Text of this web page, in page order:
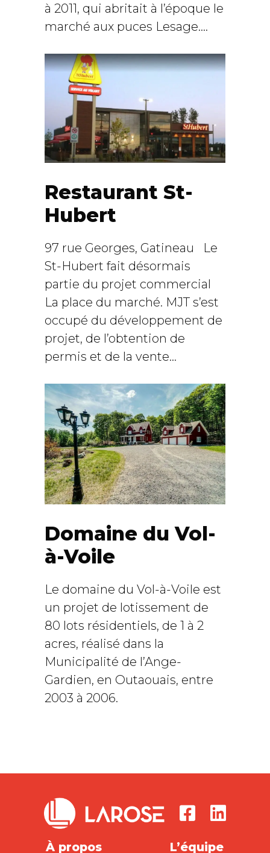
à 2011, qui abritait à l’époque le
marché aux puces Lesage....
Restaurant St-
Hubert
97 rue Georges, Gatineau Le
St-Hubert fait désormais
partie du projet commercial
La place du marché. MJT s’est
occupé du développement de
projet, de l’obtention de
permis et de la vente...
Domaine du Vol-
à-Voile
Le domaine du Vol-à-Voile est
un projet de lotissement de
80 lots résidentiels, de 1 à 2
acres, réalisé dans la
Municipalité de l’Ange-
Gardien, en Outaouais, entre
2003 à 2006.
À propos L’équipe